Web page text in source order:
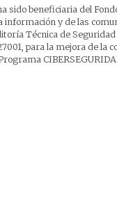
sido beneficiaria del
y de las
Técnica de
para la mejora de la